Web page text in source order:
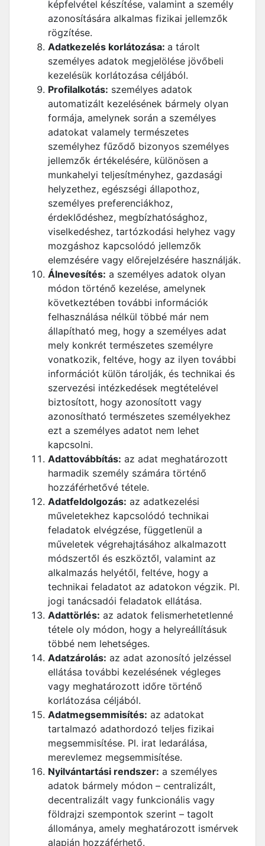
képfelvétel készítése, valamint a személy
azonosítására alkalmas fizikai jellemzők
rögzítése.
Adatkezelés korlátozása: a tárolt
személyes adatok megjelölése jövőbeli
kezelésük korlátozása céljából.
Profilalkotás: személyes adatok
automatizált kezelésének bármely olyan
formája, amelynek során a személyes
adatokat valamely természetes
személyhez fűződő bizonyos személyes
jellemzők értékelésére, különösen a
munkahelyi teljesítményhez, gazdasági
helyzethez, egészségi állapothoz,
személyes preferenciákhoz,
érdeklődéshez, megbízhatósághoz,
viselkedéshez, tartózkodási helyhez vagy
mozgáshoz kapcsolódó jellemzők
elemzésére vagy előrejelzésére használják.
Álnevesítés: a személyes adatok olyan
módon történő kezelése, amelynek
következtében további információk
felhasználása nélkül többé már nem
állapítható meg, hogy a személyes adat
mely konkrét természetes személyre
vonatkozik, feltéve, hogy az ilyen további
információt külön tárolják, és technikai és
szervezési intézkedések megtételével
biztosított, hogy azonosított vagy
azonosítható természetes személyekhez
ezt a személyes adatot nem lehet
kapcsolni.
Adattovábbítás: az adat meghatározott
harmadik személy számára történő
hozzáférhetővé tétele.
Adatfeldolgozás: az adatkezelési
műveletekhez kapcsolódó technikai
feladatok elvégzése, függetlenül a
műveletek végrehajtásához alkalmazott
módszertől és eszköztől, valamint az
alkalmazás helyétől, feltéve, hogy a
technikai feladatot az adatokon végzik. Pl.
jogi tanácsadói feladatok ellátása.
Adattörlés: az adatok felismerhetetlenné
tétele oly módon, hogy a helyreállításuk
többé nem lehetséges.
Adatzárolás: az adat azonosító jelzéssel
ellátása további kezelésének végleges
vagy meghatározott időre történő
korlátozása céljából.
Adatmegsemmisítés: az adatokat
tartalmazó adathordozó teljes fizikai
megsemmisítése. Pl. irat ledarálása,
merevlemez megsemmisítése.
Nyilvántartási rendszer: a személyes
adatok bármely módon – centralizált,
decentralizált vagy funkcionális vagy
földrajzi szempontok szerint – tagolt
állománya, amely meghatározott ismérvek
alapján hozzáférhető.